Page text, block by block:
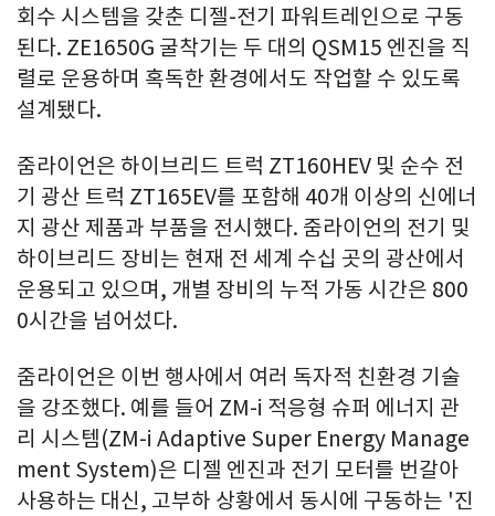
회수 시스템을 갖춘 디젤-전기 파워트레인으로 구동
된다. ZE1650G 굴착기는 두 대의 QSM15 엔진을 직
렬로 운용하며 혹독한 환경에서도 작업할 수 있도록
설계됐다.
줌라이언은 하이브리드 트럭 ZT160HEV 및 순수 전
기 광산 트럭 ZT165EV를 포함해 40개 이상의 신에너
지 광산 제품과 부품을 전시했다. 줌라이언의 전기 및
하이브리드 장비는 현재 전 세계 수십 곳의 광산에서
운용되고 있으며, 개별 장비의 누적 가동 시간은 800
0시간을 넘어섰다.
줌라이언은 이번 행사에서 여러 독자적 친환경 기술
을 강조했다. 예를 들어 ZM-i 적응형 슈퍼 에너지 관
리 시스템(ZM-i Adaptive Super Energy Manage
ment System)은 디젤 엔진과 전기 모터를 번갈아
사용하는 대신, 고부하 상황에서 동시에 구동하는 '진